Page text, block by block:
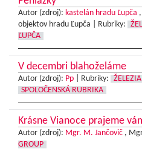
Autor (zdroj): kastelán hradu Ľupča
objektov hradu Ľupča |
Rubriky:
ĽUPČA
V decembri blahoželáme
Autor (zdroj): Pp Rubriky:
SPOLOČENSKÁ RUBRIKA
Krásne Vianoce prajeme
Autor (zdroj): Mgr. M. Jančovič ,
GROUP